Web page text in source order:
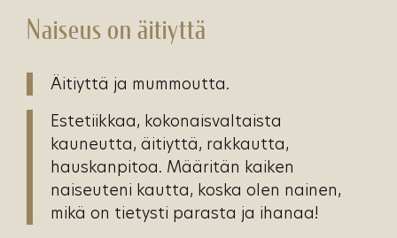
Naiseus on äitiyttä
Äitiyttä ja mummoutta.
Estetiikkaa, kokonaisvaltaista
kauneutta, äitiyttä, rakkautta,
hauskanpitoa. Määritän kaiken
naiseuteni kautta, koska olen nainen,
mikä on tietysti parasta ja ihanaa!